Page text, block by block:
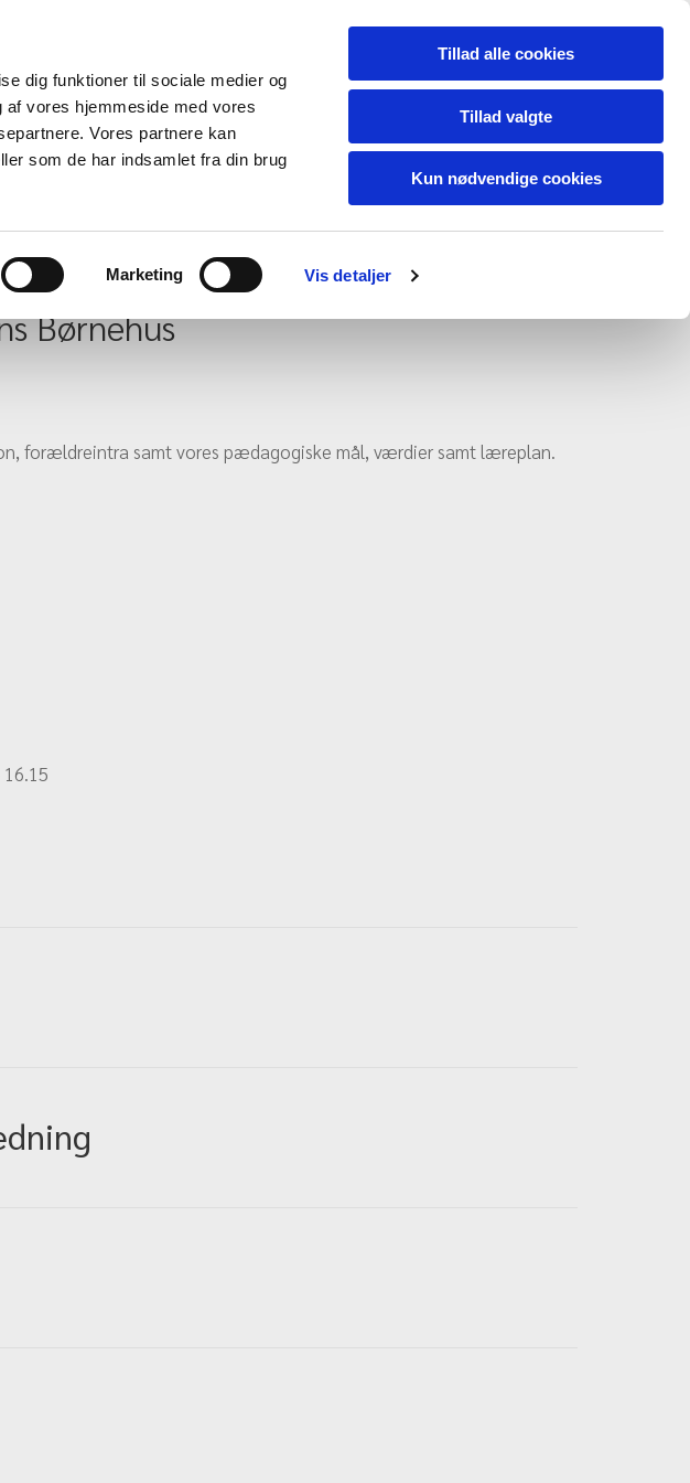
dig funktioner til sociale medier og
vores hjemmeside med vores
Vores partnere kan
som de har indsamlet fra din brug
Marketing Vis detaljer
Tillad alle cookies
Tillad valgte
Kun nødvendige cookies
Børnehus
forældreintra samt vores pædagogiske mål, værdier samt læreplan.